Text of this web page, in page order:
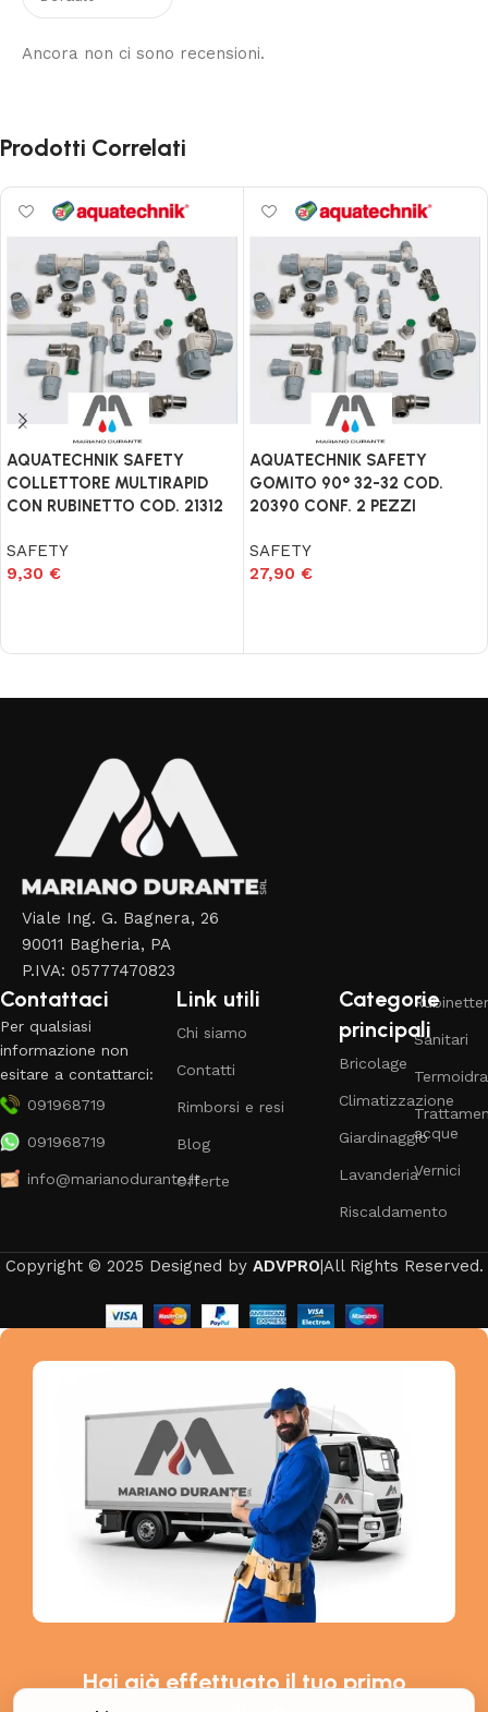
Ancora non ci sono recensioni.
Prodotti Correlati
AQUATECHNIK SAFETY
COLLETTORE MULTIRAPID
CON RUBINETTO COD. 21312
SAFETY
9,30 €
AQUATECHNIK SAFETY
GOMITO 90° 32-32 COD.
20390 CONF. 2 PEZZI
SAFETY
27,90 €
Viale Ing. G. Bagnera, 26
90011 Bagheria, PA
P.IVA: 05777470823
Contattaci
Per qualsiasi
informazione non
esitare a contattarci:
091968719
091968719
info@marianodurante.it
Link utili
Chi siamo
Contatti
Rimborsi e resi
Blog
Offerte
Categorie
principali
Bricolage
Climatizzazione
Giardinaggio
Lavanderia
Riscaldamento
Sanitari
acque
Vernici
Copyright © 2025 Designed by ADVPRO|All Rights Reserved.
Hai già effettuato il tuo primo